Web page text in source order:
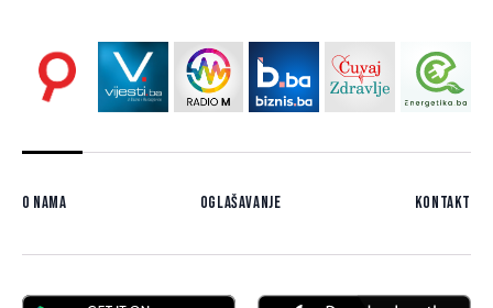
O nama Oglašavanje Kontakt